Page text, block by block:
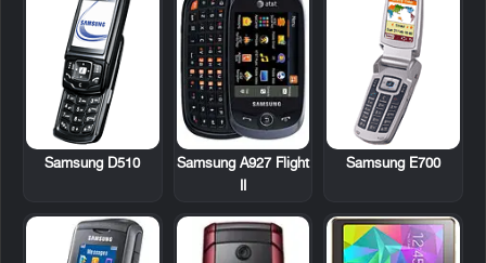
Samsung E700
Samsung A927 Flight
II
Samsung D510